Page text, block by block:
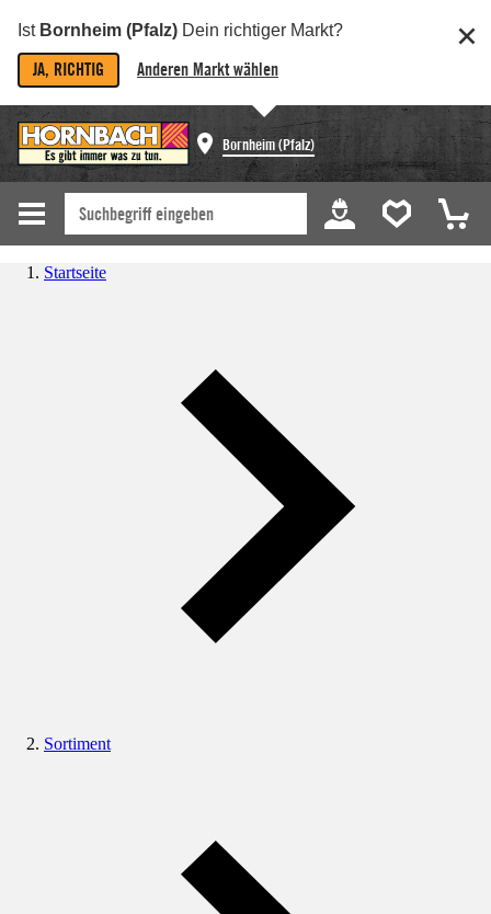
Ist Bornheim (Pfalz) Dein richtiger Markt?
JA, RICHTIG Anderen Markt wählen
Bornheim (Pfalz)
Startseite
Sortiment